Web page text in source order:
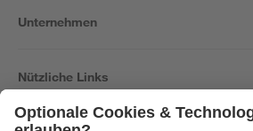
Unternehmen
Nützliche Links